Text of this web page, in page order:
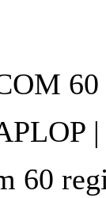
60
60